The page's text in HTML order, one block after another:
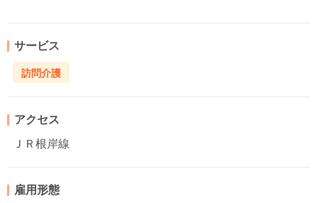
サービス
訪問介護
アクセス
ＪＲ根岸線
雇用形態